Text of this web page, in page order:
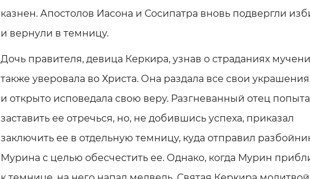
казнен. Апостолов Иасона и Сосипатра вновь подвергли
и вернули в темницу.
Дочь правителя, девица Керкира, узнав о страданиях
также уверовала во Христа. Она раздала все свои
и открыто исповедала свою веру. Разгневанный отец
заставить ее отречься, но, не добившись успеха, приказал
заключить ее в отдельную темницу, куда отправил
Мурина с целью обесчестить ее. Однако, когда Мурин